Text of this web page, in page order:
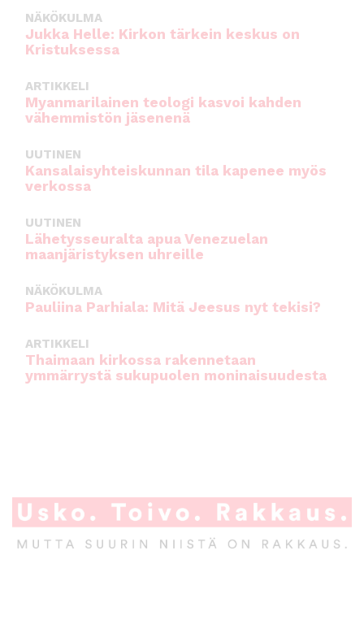
NÄKÖKULMA
Jukka Helle: Kirkon tärkein keskus on
Kristuksessa
ARTIKKELI
Myanmarilainen teologi kasvoi kahden
vähemmistön jäsenenä
UUTINEN
Kansalaisyhteiskunnan tila kapenee myös
verkossa
UUTINEN
Lähetysseuralta apua Venezuelan
maanjäristyksen uhreille
NÄKÖKULMA
Pauliina Parhiala: Mitä Jeesus nyt tekisi?
ARTIKKELI
Thaimaan kirkossa rakennetaan
ymmärrystä sukupuolen moninaisuudesta